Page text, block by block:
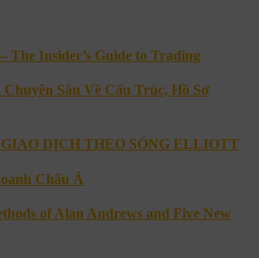
Insider’s Guide to Trading
Sâu Về Cấu Trúc, Hồ Sơ
GIAO DỊCH THEO SÓNG ELLIOTT
Châu Á
of Alan Andrews and Five New